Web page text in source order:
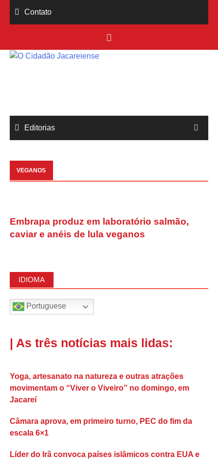
Contato
Editorias
VEGANOS
Embrapa produz em laboratório salmão,
caviar e anéis de lula veganos
IDIOMA
Portuguese
| As três notícias mais lidas:
Yoga, artesanato na natureza e outras atrações
movimentam o “Viver o Viveiro” no domingo, em
Jacareí
Câmara aprova, em primeiro turno, PEC do fim da
escala 6×1
Líder do Irã convoca países islâmicos contra EUA e